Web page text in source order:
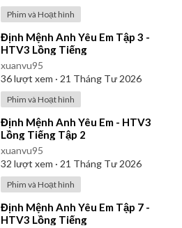
Phim và Hoạt hình
⁣Định Mệnh Anh Yêu Em Tập 3 -
HTV3 Lồng Tiếng
xuanvu95
36lượt xem · 21 Tháng Tư 2026
Phim và Hoạt hình
⁣Định Mệnh Anh Yêu Em - HTV3
Lồng Tiếng Tập 2
xuanvu95
32 lượt xem · 21 Tháng Tư 2026
Phim và Hoạt hình
⁣Định Mệnh Anh Yêu Em Tập 7 -
HTV3 Lồng Tiếng